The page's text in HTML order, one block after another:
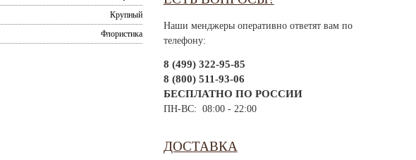
Крупный
Флористика
Наши менджеры оперативно ответят вам по
телефону:
8 (499) 322-95-85
8 (800) 511-93-06
БЕСПЛАТНО ПО РОССИИ
ПН-ВС: 08:00 - 22:00
ДОСТАВКА